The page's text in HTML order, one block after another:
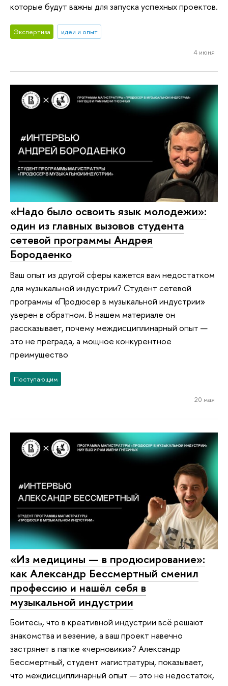
которые будут важны для запуска успехных проектов.
Экспертиза идеи и опыт
4 июня
«Надо было освоить язык молодежи»:
один из главных вызовов студента
сетевой программы Андрея
Бородаенко
Ваш опыт из другой сферы кажется вам недостатком
для музыкальной индустрии? Студент сетевой
программы «Продюсер в музыкальной индустрии»
уверен в обратном. В нашем материале он
рассказывает, почему междисциплинарный опыт —
это не преграда, а мощное конкурентное
преимущество
Поступающим
20 мая
«Из медицины — в продюсирование»:
как Александр Бессмертный сменил
профессию и нашёл себя в
музыкальной индустрии
Боитесь, что в креативной индустрии всё решают
знакомства и везение, а ваш проект навечно
застрянет в папке «черновики»? Александр
Бессмертный, студент магистратуры, показывает,
что междисциплинарный опыт — это не недостаток,